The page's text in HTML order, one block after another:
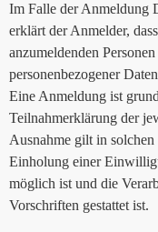
Im Falle der Anmeldung
erklärt der Anmelder,
anzumeldenden
personenbezogener
Eine Anmeldung ist
Teilnahmerklärung der
Ausnahme gilt in
Einholung einer
möglich ist und die
Vorschriften gestattet ist.